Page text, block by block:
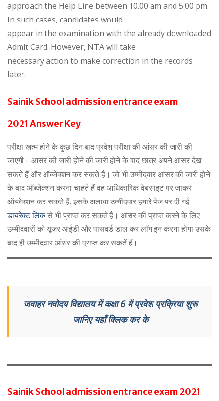
approach the Help Line between 10.00 am and 5.00 pm.
In such cases, candidates would
appear in the examination with the already downloaded
Admit Card. However, NTA will take
necessary action to make correction in the records
later.
Sainik School admission entrance exam
2021 Answer Key
परीक्षा खत्म होने के कुछ दिन बाद प्रवेश परीक्षा की आंसर की जारी की
जाएगी। आसंर की जारी होने की जारी होने के बाद छात्र अपने आंसर देख
सकते हैं और ऑब्जेक्शन कर सकते हैं। जो भी उम्मीदवार आंसर की जारी होने
के बाद ऑब्जेक्शन करना चाहते हैं वह आधिकारिक वेबसाइट पर जाकर
ऑब्जेक्शन कर सकते हैं, इसके अलावा उम्मीदवार हमारे पेज पर दी गई
डायरेक्ट लिंकसे भी प्राप्त कर सकते हैं। आंसर की प्राप्त करने के लिए
उम्मीदवारों को यूजर आईडी और पासवर्ड डाल कर लॉग इन करना होगा उसके
बाद ही उम्मीदवार आंसर की प्राप्त कर सकतें हैं।
जवाहर नवोदय विद्यालय में कक्षा 6 में प्रवेश प्रक्रिया शुरू
जानिए यहाँ क्लिक कर के
Sainik School admission entrance exam 2021